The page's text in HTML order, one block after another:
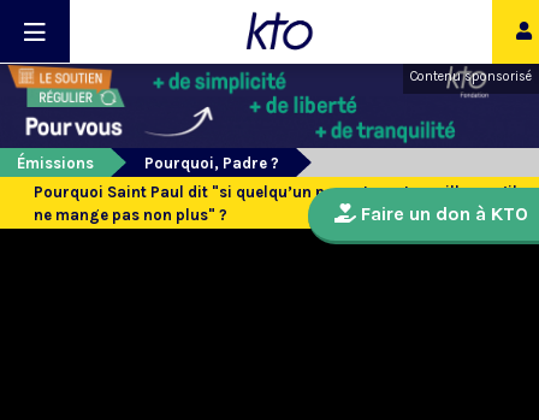
Contenu sponsorisé
Émissions
Pourquoi, Padre ?
Pourquoi Saint Paul dit "si quelqu’un ne veut pas travailler, qu’il
ne mange pas non plus" ?
Faire un don à KTO